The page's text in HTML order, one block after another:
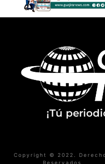
¡Tú
Copyright © 2022.
Reservados